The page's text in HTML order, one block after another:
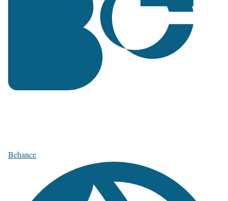
Behance